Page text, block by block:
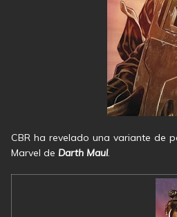
CBR ha revelado una variante de
Marvel de Darth Maul.